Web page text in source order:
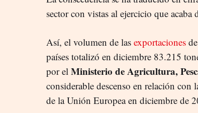
sector con vistas al ejercicio que acaba
Así, el volumen de las exportaciones
países totalizó en diciembre 83.215
por el Ministerio de Agricultura,
considerable descenso en relación
de la Unión Europea en diciembre de